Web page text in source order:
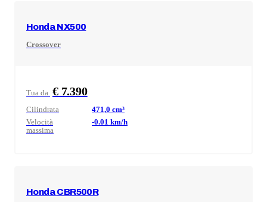
HondaNX500
Crossover
Tua da € 7.390
Cilindrata 471,0 cm³
Velocità
massima
-0.01 km/h
HondaCBR500R